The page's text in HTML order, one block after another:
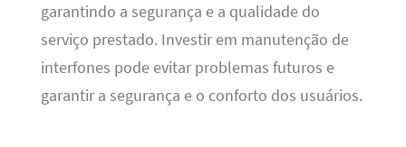
garantindo a segurança e a qualidade do
serviço prestado. Investir em manutenção de
interfones pode evitar problemas futuros e
garantir a segurança e o conforto dos usuários.